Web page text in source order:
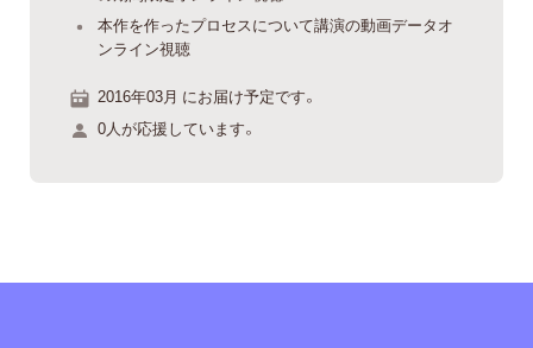
本作を作ったプロセスについて講演の動画データオ
ンライン視聴
2016年03月 にお届け予定です。
0人が応援しています。